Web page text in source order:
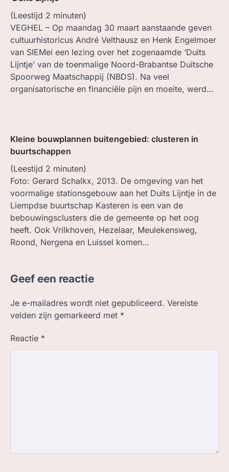
(Leestijd 2 minuten)
VEGHEL – Op maandag 30 maart aanstaande geven
cultuurhistoricus André Velthausz en Henk Engelmoer
van SIEMei een lezing over het zogenaamde ‘Duits
Lijntje’ van de toenmalige Noord-Brabantse Duitsche
Spoorweg Maatschappij (NBDS). Na veel
organisatorische en financiële pijn en moeite, werd…
Kleine bouwplannen buitengebied: clusteren in
buurtschappen
(Leestijd 2 minuten)
Foto: Gerard Schalkx, 2013. De omgeving van het
voormalige stationsgebouw aan het Duits Lijntje in de
Liempdse buurtschap Kasteren is een van de
bebouwingsclusters die de gemeente op het oog
heeft. Ook Vrilkhoven, Hezelaar, Meulekensweg,
Roond, Nergena en Luissel komen…
Geef een reactie
Je e-mailadres wordt niet gepubliceerd. Vereiste
velden zijn gemarkeerd met *
Reactie *